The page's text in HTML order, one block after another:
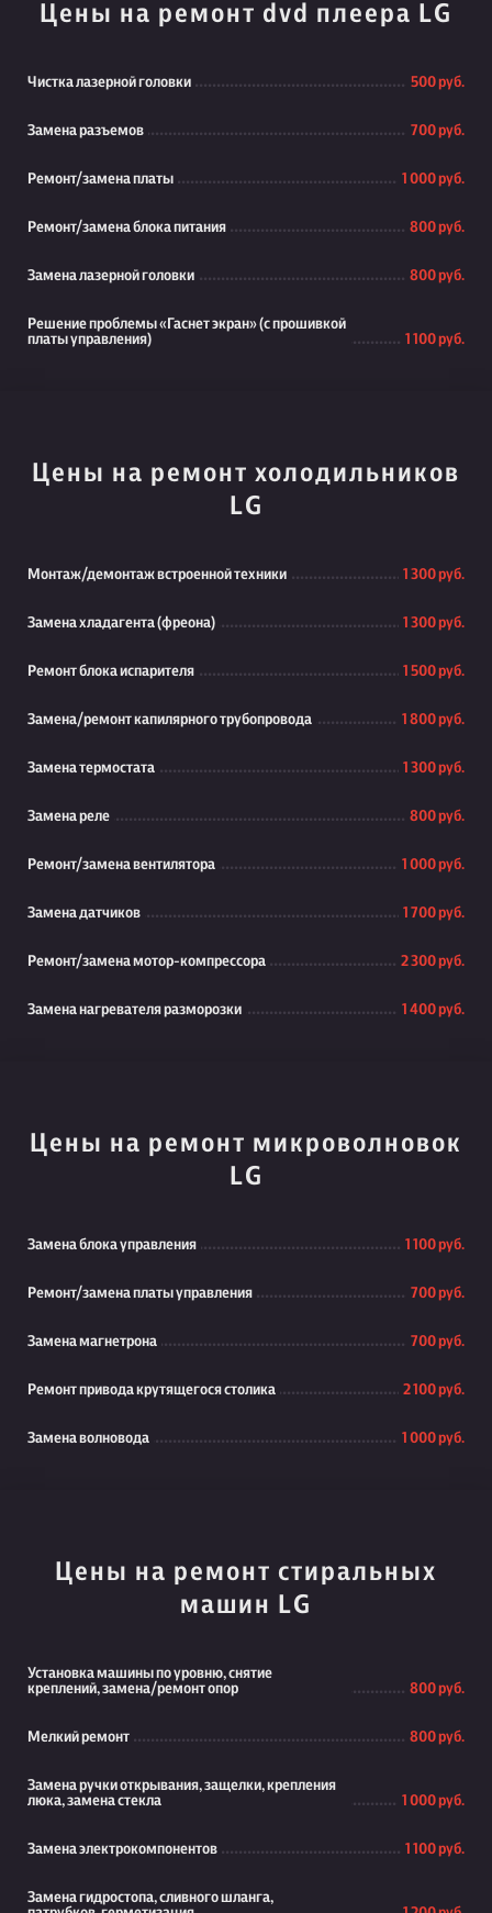
Цены на ремонт dvd плеера LG
Чистка лазерной головки 500 руб.
Замена разъемов 700 руб.
Ремонт/замена платы 1 000 руб.
Ремонт/замена блока питания 800 руб.
Замена лазерной головки 800 руб.
Решение проблемы «Гаснет экран» (с прошивкой
платы управления)
1 100 руб.
Цены на ремонт холодильников
LG
Монтаж/демонтаж встроенной техники 1 300 руб.
Замена хладагента (фреона) 1 300 руб.
Ремонт блока испарителя 1 500 руб.
Замена/ремонт капилярного трубопровода 1 800 руб.
Замена термостата 1 300 руб.
Замена реле 800 руб.
Ремонт/замена вентилятора 1 000 руб.
Замена датчиков 1 700 руб.
Ремонт/замена мотор-компрессора 2 300 руб.
Замена нагревателя разморозки 1 400 руб.
Цены на ремонт микроволновок
LG
Замена блока управления 1 100 руб.
Ремонт/замена платы управления 700 руб.
Замена магнетрона 700 руб.
Ремонт привода крутящегося столика 2 100 руб.
Замена волновода 1 000 руб.
Цены на ремонт стиральных
машин LG
Установка машины по уровню, снятие
креплений, замена/ремонт опор
800 руб.
Мелкий ремонт 800 руб.
Замена ручки открывания, защелки, крепления
люка, замена стекла
1 000 руб.
Замена электрокомпонентов 1 100 руб.
Замена гидростопа, сливного шланга,